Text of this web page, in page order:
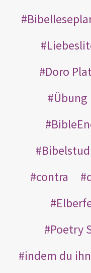
Doro
Übung
contra
Poetry
indem du